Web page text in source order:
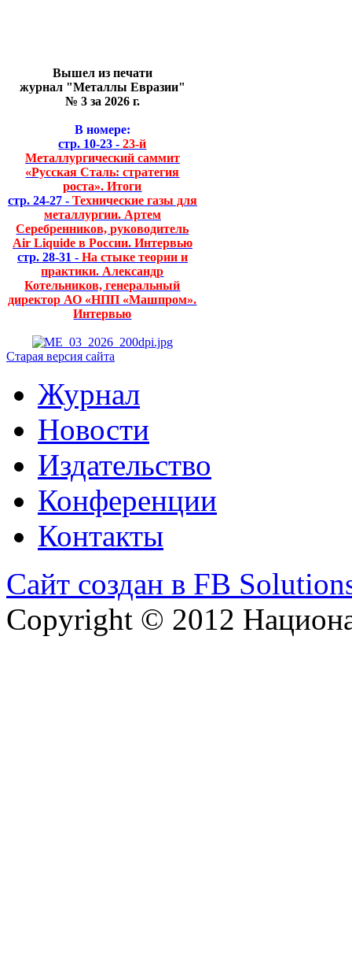
Вышел из печати
журнал "Металлы Евразии"
№ 3 за 2026 г.
В номере:
стр. 10-23 - 23-й
Металлургический саммит
«Русская Сталь: стратегия
роста». Итоги
стр. 24-27 - Технические газы для
металлургии. Артем
Серебренников, руководитель
Air Liquide в России. Интервью
стр. 28-31 - На стыке теории и
практики. Александр
Котельников, генеральный
директор АО «НПП «Машпром».
Интервью
Старая версия сайта
Журнал
Новости
Издательство
Конференции
Контакты
Сайт создан в FB
Copyright © 2012